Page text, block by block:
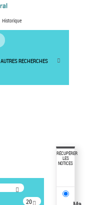
Historique
AUTRES RECHERCHES
20
RÉCUPÉRER
LES
NOTICES